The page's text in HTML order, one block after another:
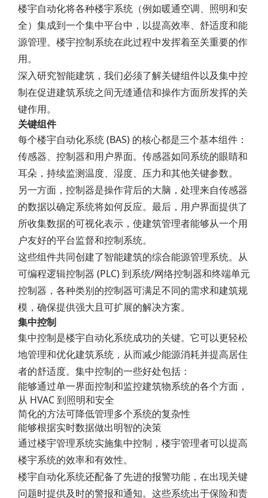
楼宇自动化将各种楼宇系统（例如暖通空调、照明和安
全）集成到一个集中平台中，以提高效率、舒适度和能
源管理。楼宇控制系统在此过程中发挥着至关重要的作
用。
深入研究智能建筑，我们必须了解关键组件以及集中控
制在促进建筑系统之间无缝通信和操作方面所发挥的关
键作用。
关键组件
每个楼宇自动化系统 (BAS) 的核心都是三个基本组件：
传感器、控制器和用户界面。传感器如同系统的眼睛和
耳朵，持续监测温度、湿度、压力和其他关键参数。
另一方面，控制器是操作背后的大脑，处理来自传感器
的数据以确定系统将如何反应。最后，用户界面提供了
所收集数据的可视化表示，使建筑管理者能够从一个用
户友好的平台监督和控制系统。
这些组件共同创建了智能建筑的综合能源管理系统。从
可编程逻辑控制器 (PLC) 到系统/网络控制器和终端单元
控制器，各种类别的控制器可满足不同的需求和建筑规
模，确保提供强大且可扩展的解决方案。
集中控制
集中控制是楼宇自动化系统成功的关键。它可以更轻松
地管理和优化建筑系统，从而减少能源消耗并提高居住
者的舒适度。集中控制的一些好处包括：
能够通过单一界面控制和监控建筑物系统的各个方面，
从 HVAC 到照明和安全
简化的方法可降低管理多个系统的复杂性
能够根据实时数据做出明智的决策
通过楼宇管理系统实施集中控制，楼宇管理者可以提高
楼宇系统的效率和有效性。
楼宇自动化系统还配备了先进的报警功能，在出现关键
问题时提供及时的警报和通知。这些系统出于保险和责